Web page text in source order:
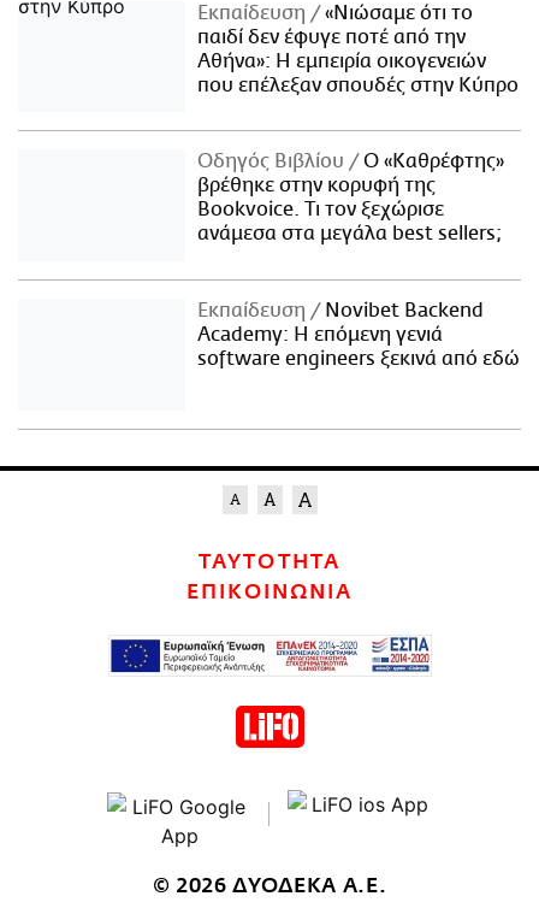
Εκπαίδευση
«Νιώσαμε ότι το
παιδί δεν έφυγε ποτέ από την
Αθήνα»: Η εμπειρία οικογενειών
που επέλεξαν σπουδές στην Κύπρο
Οδηγός Βιβλίου
Ο «Καθρέφτης»
βρέθηκε στην κορυφή της
Bookvoice. Τι τον ξεχώρισε
ανάμεσα στα μεγάλα best sellers;
Εκπαίδευση
Novibet Backend
Academy: Η επόμενη γενιά
software engineers ξεκινά από εδώ
ΤΑΥΤΟΤΗΤΑ
ΕΠΙΚΟΙΝΩΝΙΑ
© 2026 ΔΥΟΔΕΚΑ Α.Ε.